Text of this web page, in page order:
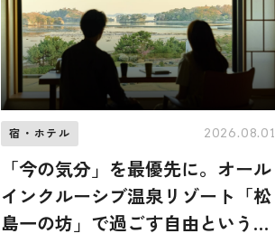
宿・ホテル 2026.08.01
「今の気分」を最優先に。オール
インクルーシブ温泉リゾート「松
島一の坊」で過ごす自由という贅